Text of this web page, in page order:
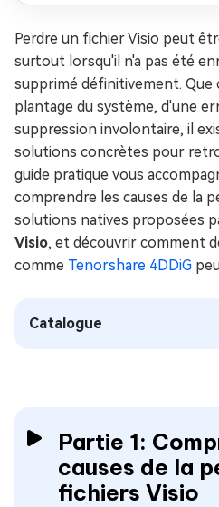
Perdre un fichier Visio peut
surtout lorsqu'il n'a pas été
supprimé définitivement. Que
plantage du système, d'une
suppression involontaire, il
solutions concrètes pour
guide pratique vous
comprendre les causes de la
solutions natives proposées
Visio, et découvrir comment
comme Tenorshare 4DDiG
Catalogue
Partie 1:
causes de la
fichiers Visio